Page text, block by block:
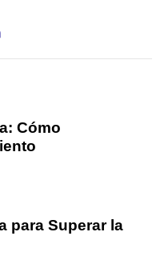
Cómo
para Superar la